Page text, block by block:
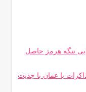
تنگه هرمز حاصل
با عمان با جدیت